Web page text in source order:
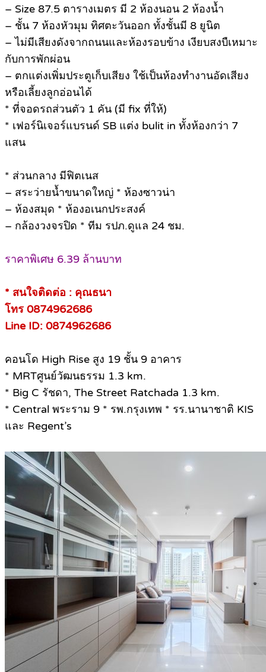
– Size 87.5 ตารางเมตร มี 2 ห้องนอน 2 ห้องน้ำ
– ชั้น 7 ห้องหัวมุม ทิศตะวันออก ทั้งชั้นมี 8 ยูนิต
– ไม่มีเสียงดังจากถนนและห้องรอบข้าง เงียบสงบืเหมาะ
กับการพักผ่อน
– ตกแต่งเพิ่มประตูเก็บเสียง ใช้เป็นห้องทำงานอัดเสียง
หรือเลี้ยงลูกอ่อนได้
* ที่จอดรถส่วนตัว 1 คัน (มี fix ที่ให้)
* เฟอร์นิเจอร์แบรนด์ SB แต่ง bulit in ทั้งห้องกว่า 7
แสน
* ส่วนกลาง มีฟิตเนส
– สระว่ายน้ำขนาดใหญ่ * ห้องซาวน่า
– ห้องสมุด * ห้องอเนกประสงค์
– กล้องวงจรปิด * ทีม รปภ.ดูแล 24 ชม.
ราคาพิเศษ 6.39 ล้านบาท
* สนใจติดต่อ : คุณธนา
โทร 0874962686
Line ID: 0874962686
คอนโด High Rise สูง 19 ชั้น 9 อาคาร
* MRTศูนย์วัฒนธรรม 1.3 km.
* Big C รัชดา, The Street Ratchada 1.3 km.
* Central พระราม 9 * รพ.กรุงเทพ * รร.นานาชาติ KIS
และ Regent’s